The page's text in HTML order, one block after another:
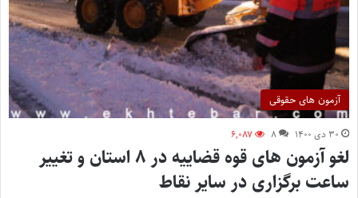
آزمون های حقوقی
۳۰ دی ۱۴۰۰ ۸ ۶,۰۸۷
لغو آزمون های قوه قضاییه در ۸ استان و تغییر
ساعت برگزاری در سایر نقاط